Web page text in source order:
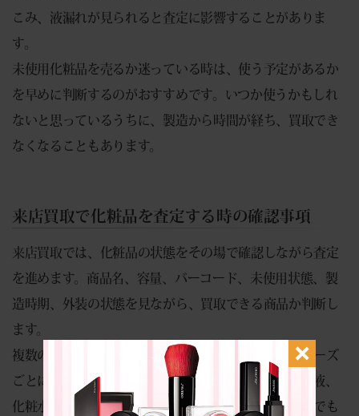
こみ、液漏れが見られると査定に影響することがありま
す。
未使用化粧品を売るか迷っている時は、使う予定があるか
を早めに判断するのがおすすめです。いつか使うかもしれ
ないと思っているうちに、製造から時間が経ち、買取でき
なくなることもあります。
来店買取で化粧品を査定する時の確認事項
来店買取では、化粧品の状態をその場で確認しながら査定
を進めます。商品名、容量、バーコード、未使用状態、製
造時期、外装の状態を見ながら、買取できる商品か判断し
ます。
複数の化粧品を査定する場合は、ブランドごとやシリーズ
ごとにまとめておくと確認がしやすくなります。美容液、
化粧水、乳液、クリーム、香水など、種類が違う商品でも